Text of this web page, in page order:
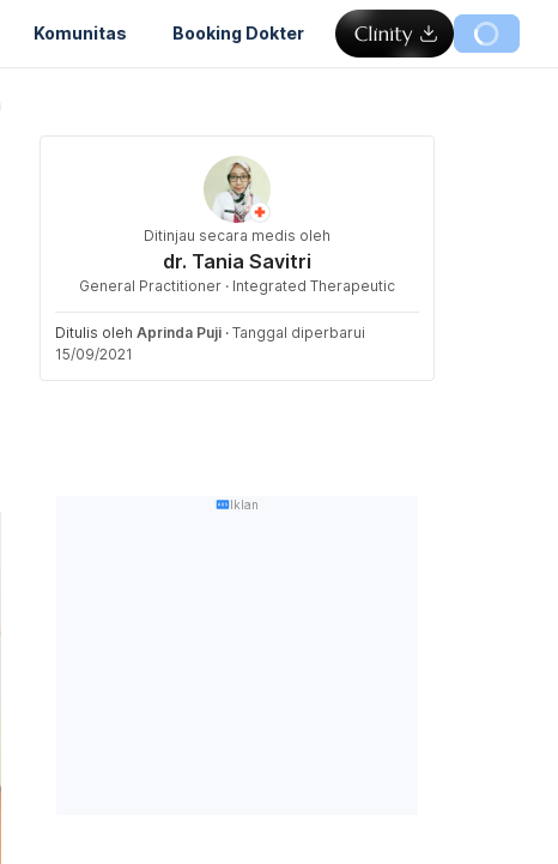
Komunitas Booking Dokter
Ditinjau secara medis oleh
dr. Tania Savitri
General Practitioner · Integrated Therapeutic
Ditulis oleh Aprinda Puji · Tanggal diperbarui
15/09/2021
Iklan